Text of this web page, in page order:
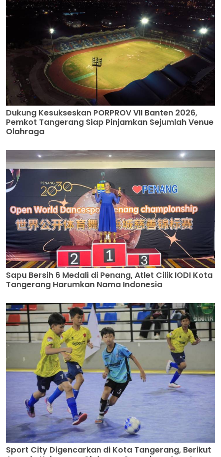
Dukung Kesukseskan PORPROV VII Banten 2026,
Pemkot Tangerang Siap Pinjamkan Sejumlah Venue
Olahraga
Sapu Bersih 6 Medali di Penang, Atlet Cilik IODI Kota
Tangerang Harumkan Nama Indonesia
Sport City Digencarkan di Kota Tangerang, Berikut